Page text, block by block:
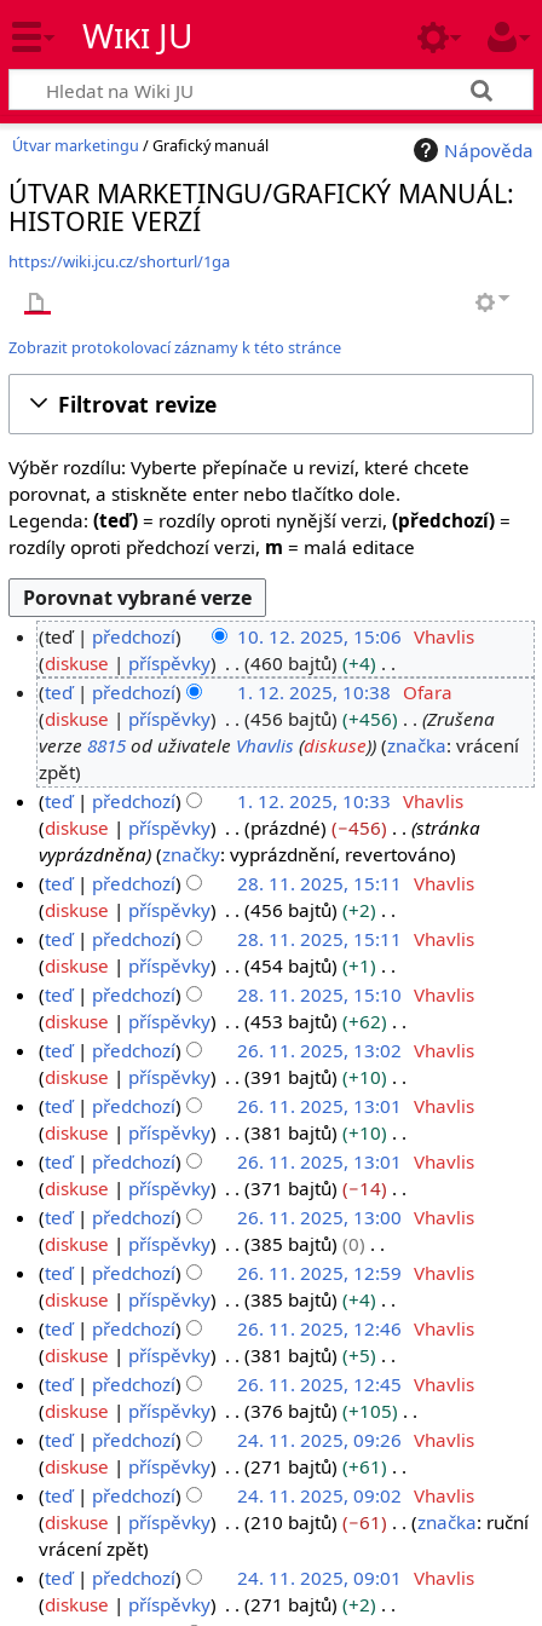
Wiki JU
Nápověda
Útvar marketingu / Grafický manuál
ÚTVAR MARKETINGU/GRAFICKÝ MANUÁL:
HISTORIE VERZÍ
https://wiki.jcu.cz/shorturl/1ga
Zobrazit protokolovací záznamy k této stránce
Filtrovat revize
Výběr rozdílu: Vyberte přepínače u revizí, které chcete
porovnat, a stiskněte enter nebo tlačítko dole.
Legenda: (teď)= rozdíly oproti nynější verzi, (předchozí)=
rozdíly oproti předchozí verzi, m = malá editace
0
2
teď předchozí 10. 12. 2025, 15:06 Vhavlis
diskuse
příspěvky 460 bajtů
+4
B
e
z
s
h
r
n
u
t
í
e
d
i
t
a
c
e
2
0
5
teď předchozí 1. 12. 2025, 10:38 Ofara
diskuse
příspěvky 456 bajtů +456
Zrušena
verze8815 od uživatele Vhavlis (diskuse) značka:vrácení
zpět
teď
předchozí 1. 12. 2025, 10:33 Vhavlis
diskuse
příspěvky prázdné −456
stránka
vyprázdněna
značky:vyprázdnění revertováno
8
1
0
5
teď předchozí 28. 11. 2025, 15:11
Vhavlis
diskuse
příspěvky 456 bajtů
+2
B
e
z
s
h
r
n
u
t
í
e
d
i
t
a
c
e
teď předchozí 28. 11. 2025, 15:11
Vhavlis
diskuse
příspěvky 454 bajtů
+1
B
e
z
s
h
r
n
u
t
í
e
d
i
t
a
c
e
teď předchozí 28. 11. 2025, 15:10 Vhavlis
diskuse
příspěvky 453 bajtů
+62
B
e
z
s
h
r
n
u
t
í
e
d
i
t
a
c
e
6
1
0
5
teď předchozí 26. 11. 2025, 13:02 Vhavlis
diskuse
příspěvky 391 bajtů
+10
B
e
z
s
h
r
n
u
t
í
e
d
i
t
a
c
e
teď předchozí 26. 11. 2025, 13:01
Vhavlis
diskuse
příspěvky 381 bajtů
+10
B
e
z
s
h
r
n
u
t
í
e
d
i
t
a
c
e
teď předchozí 26. 11. 2025, 13:01
Vhavlis
diskuse
příspěvky 371 bajtů
−14
B
e
z
s
h
r
n
u
t
í
e
d
i
t
a
c
teď předchozí 26. 11. 2025, 13:00 Vhavlis
diskuse
příspěvky 385 bajtů
0
B
e
z
s
h
r
n
u
t
í
e
d
i
t
teď předchozí 26. 11. 2025, 12:59 Vhavlis
diskuse
příspěvky 385 bajtů
+4
B
e
z
s
h
r
n
u
t
e
d
teď předchozí 26. 11. 2025, 12:46 Vhavlis
diskuse
příspěvky 381 bajtů
+5
B
e
z
s
h
r
n
u
t
í
teď předchozí 26. 11. 2025, 12:45 Vhavlis
diskuse
příspěvky 376 bajtů
+105
B
e
z
s
h
r
n
4
1
teď předchozí 24. 11. 2025, 09:26 Vhavlis
diskuse
příspěvky 271 bajtů
+61
B
e
z
s
h
teď předchozí 24. 11. 2025, 09:02 Vhavlis
diskuse
příspěvky 210 bajtů
−61
B
e
z
značka: ruční
vrácení zpět
teď
předchozí 24. 11. 2025, 09:01
Vhavlis
diskuse
příspěvky 271 bajtů
+2